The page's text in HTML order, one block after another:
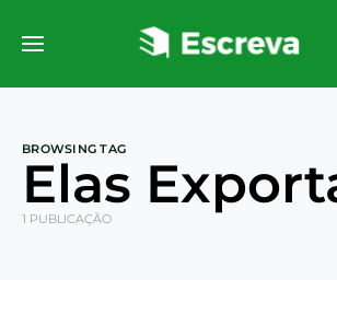
BROWSING TAG
Elas
1 PUBLICAÇÃO